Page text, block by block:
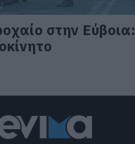
στην Εύβοια: